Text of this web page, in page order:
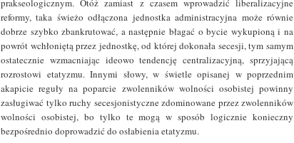
prakseologicznym. Otóż zamiast z czasem wprowadzić liberalizacyjne
reformy, taka świeżo odłączona jednostka administracyjna może równie
dobrze szybko zbankrutować, a następnie błagać o bycie wykupioną i na
powrót wchłoniętą przez jednostkę, od której dokonała secesji, tym samym
ostatecznie wzmacniając ideowo tendencję centralizacyjną, sprzyjającą
rozrostowi etatyzmu. Innymi słowy, w świetle opisanej w poprzednim
akapicie reguły na poparcie zwolenników wolności osobistej powinny
zasługiwać tylko ruchy secesjonistyczne zdominowane przez zwolenników
wolności osobistej, bo tylko te mogą w sposób logicznie konieczny
bezpośrednio doprowadzić do osłabienia etatyzmu.